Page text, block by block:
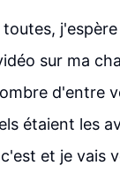
sur ma
d'entre
étaient les
et je vais